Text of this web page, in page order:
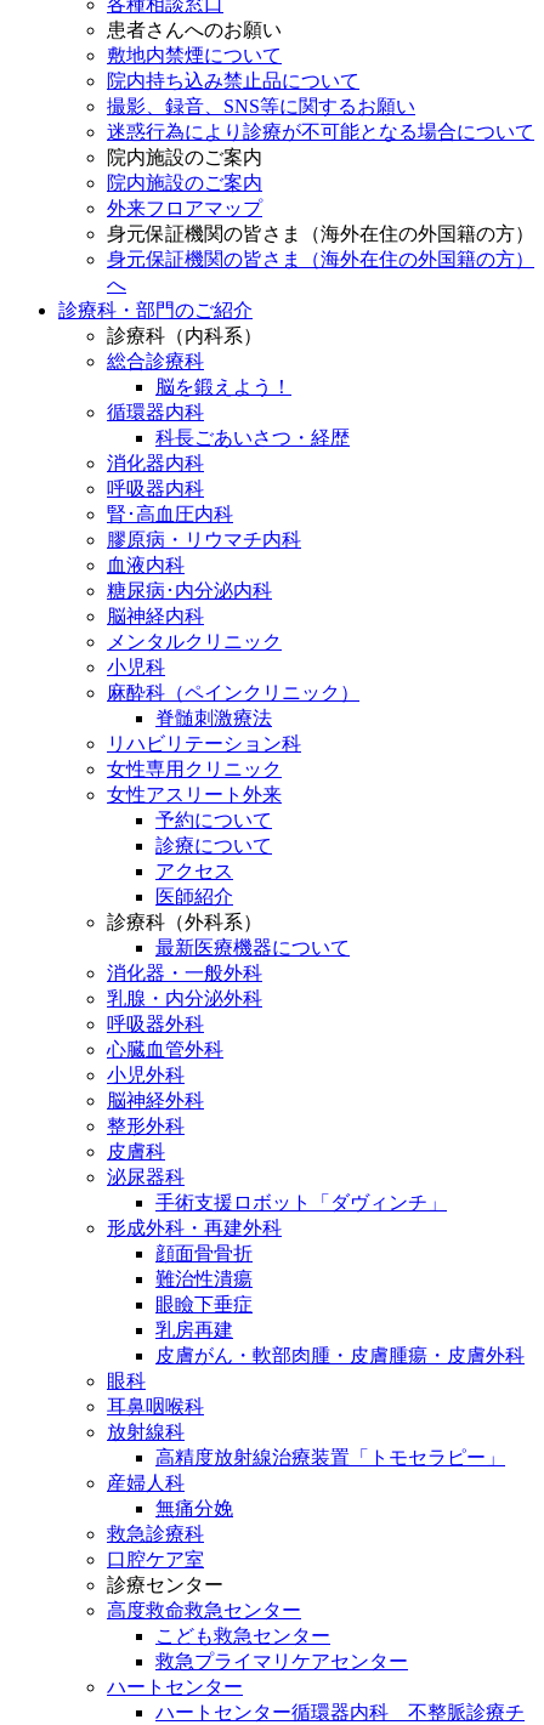
各種相談窓口
患者さんへのお願い
敷地内禁煙について
院内持ち込み禁止品について
撮影、録音、SNS等に関するお願い
迷惑行為により診療が不可能となる場合について
院内施設のご案内
院内施設のご案内
外来フロアマップ
身元保証機関の皆さま（海外在住の外国籍の方）
身元保証機関の皆さま（海外在住の外国籍の方）
へ
診療科・部門のご紹介
診療科（内科系）
総合診療科
脳を鍛えよう！
循環器内科
科長ごあいさつ・経歴
消化器内科
呼吸器内科
腎･高血圧内科
膠原病・リウマチ内科
血液内科
糖尿病･内分泌内科
脳神経内科
メンタルクリニック
小児科
麻酔科（ペインクリニック）
脊髄刺激療法
リハビリテーション科
女性専用クリニック
女性アスリート外来
予約について
診療について
アクセス
医師紹介
診療科（外科系）
最新医療機器について
消化器・一般外科
乳腺・内分泌外科
呼吸器外科
心臓血管外科
小児外科
脳神経外科
整形外科
皮膚科
泌尿器科
手術支援ロボット「ダヴィンチ」
形成外科・再建外科
顔面骨骨折
難治性潰瘍
眼瞼下垂症
乳房再建
皮膚がん・軟部肉腫・皮膚腫瘍・皮膚外科
眼科
耳鼻咽喉科
放射線科
高精度放射線治療装置「トモセラピー」
産婦人科
無痛分娩
救急診療科
口腔ケア室
診療センター
高度救命救急センター
こども救急センター
救急プライマリケアセンター
ハートセンター
ハートセンター循環器内科 不整脈診療チ